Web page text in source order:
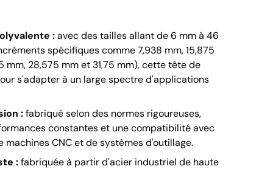
:avec des tailles allant de 6 mm à 46
spécifiques comme 7,938 mm, 15,875
mm, 28,575 mm et 31,75 mm), cette tête de
s'adapter à un large spectre d'applications
:fabriqué selon des normes rigoureuses,
constantes et une compatibilité avec
machines CNC et de systèmes d'outillage.
:fabriquée à partir d'acier industriel de haute